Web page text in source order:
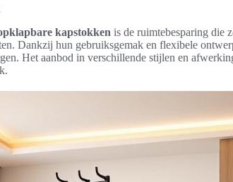
kapstokken is de ruimtebesparing die
Dankzij hun gebruiksgemak en flexibele
Het aanbod in verschillende stijlen en